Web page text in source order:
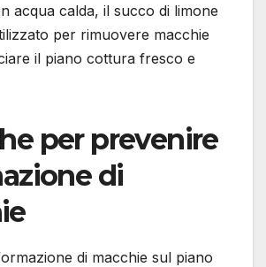
acqua calda, il succo di limone
per rimuovere macchie
il piano cottura fresco e
per prevenire
di
di macchie sul piano